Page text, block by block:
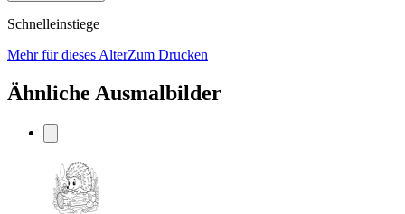
Schnelleinstiege
Mehr für dieses AlterZum Drucken
Ähnliche Ausmalbilder